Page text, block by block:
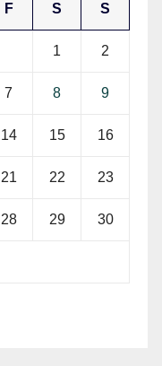
F S S
1 2
7 8 9
14 15 16
21 22 23
28 29 30